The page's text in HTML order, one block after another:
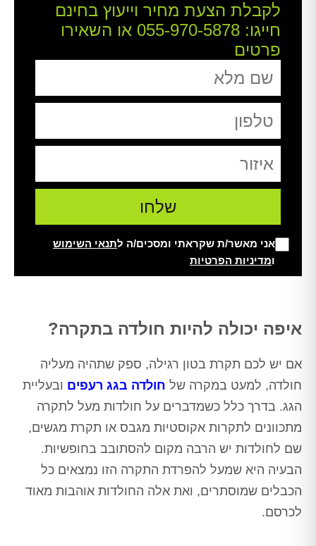
לקבלת הצעת מחיר וייעוץ בחינם
חייגו: 055-970-5878 או השאירו
פרטים
אני מאשר/ת שקראתי ומסכים/ה לתנאי השימוש
ומדיניות הפרטיות
איפה יכולה להיות חולדה בתקרה?
אם יש לכם תקרת בטון רגילה, ספק שתהיה מעליה
חולדה, למעט במקרה של חולדה בגג רעפים ובעליית
הגג. בדרך כלל כשמדברים על חולדות מעל לתקרה
מתכוונים לתקרות אקוסטיות מגבס או תקרת מגשים,
שם לחולדות יש הרבה מקום להסתובב בחופשיות.
הבעיה היא שמעל להפרדת התקרה הזו נמצאים כל
הכבלים שמוסתרים, ואת אלה החולדות אוהבות מאוד
לכרסם.